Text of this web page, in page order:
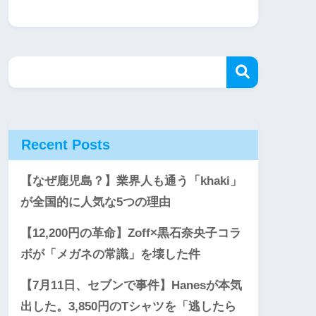
Recent Posts
【なぜ鹿児島？】業界人も通う「khaki」
が全国的に人気な5つの理由
【12,200円の革命】Zoff×黒石奈央子コラ
ボが「メガネの常識」を壊した件
【7月11日、セブンで事件】Hanesが本気
出した。3,850円のTシャツを「逃したら